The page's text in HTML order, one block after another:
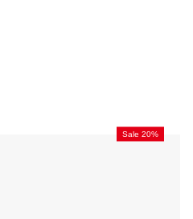
Sale 20%